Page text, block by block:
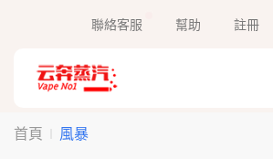
聯絡客服 幫助 註冊
首頁 風暴